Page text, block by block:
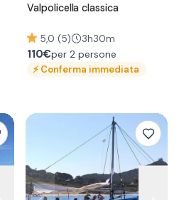
Valpolicella classica
5,0 (5) 3h30m
110€per 2 persone
⚡Conferma immediata